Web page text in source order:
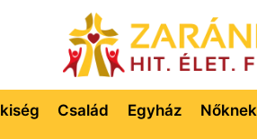
Család Egyház Nőknek